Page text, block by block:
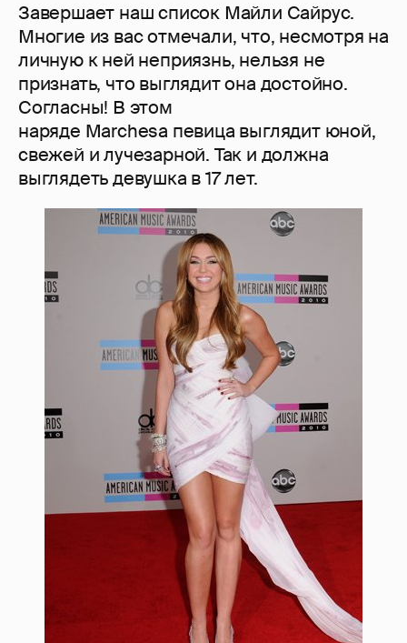
Завершает наш список Майли Сайрус.
Многие из вас отмечали, что, несмотря на
личную к ней неприязнь, нельзя не
признать, что выглядит она достойно.
Согласны! В этом
наряде Marchesa певица выглядит юной,
свежей и лучезарной. Так и должна
выглядеть девушка в 17 лет.